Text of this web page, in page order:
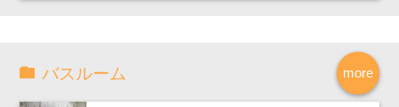
more
バスルーム